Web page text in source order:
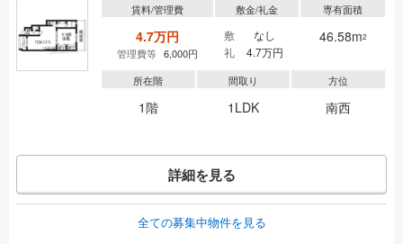
賃料/管理費
4.7万円
管理費等 6,000円
敷金/礼金
敷
なし
礼
4.7万円
専有面積
46.58m2
所在階
1階
間取り
1LDK
方位
南西
詳細を見る
全ての募集中物件を見る